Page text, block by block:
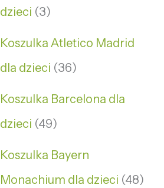
dzieci 3
Koszulka Atletico Madrid
dla dzieci 36
Koszulka Barcelona dla
dzieci 49
Koszulka Bayern
Monachium dla dzieci 48